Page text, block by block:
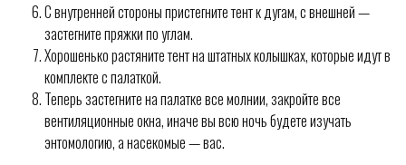
С внутренней стороны пристегните тент к дугам, с внешней —
застегните пряжки по углам.
Хорошенько растяните тент на штатных колышках, которые идут в
комплекте с палаткой.
Теперь застегните на палатке все молнии, закройте все
вентиляционные окна, иначе вы всю ночь будете изучать
энтомологию, а насекомые — вас.